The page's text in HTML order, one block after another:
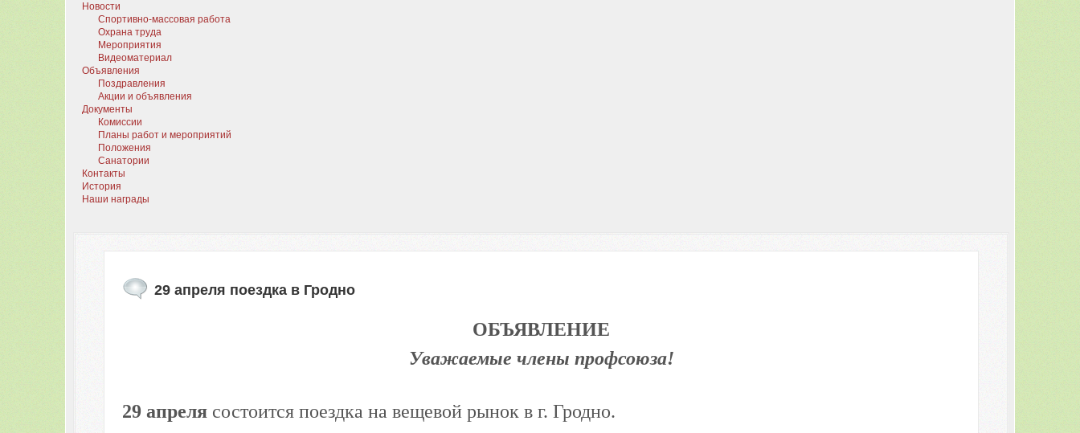
Новости
Спортивно-массовая работа
Охрана труда
Мероприятия
Видеоматериал
Объявления
Поздравления
Акции и объявления
Документы
Комиссии
Планы работ и мероприятий
Положения
Санатории
Контакты
История
Наши награды
29 апреля поездка в Гродно
ОБЪЯВЛЕНИЕ
Уважаемые члены профсоюза!
29 апреля состоится поездка на вещевой рынок в г. Гродно.